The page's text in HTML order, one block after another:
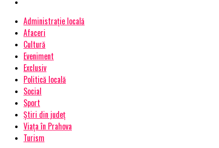
Administrație locală
Afaceri
Cultură
Eveniment
Exclusiv
Politică locală
Social
Sport
Știri din județ
Viața în Prahova
Turism